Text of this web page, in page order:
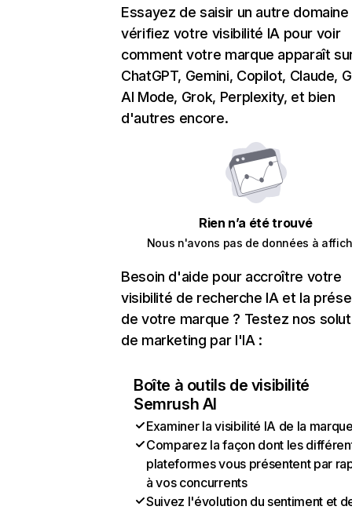
Essayez de saisir un autre domaine
vérifiez votre visibilité IA pour voir
comment votre marque apparaît
ChatGPT, Gemini, Copilot, Claude,
AI Mode, Grok, Perplexity, et bien
d'autres encore.
Rien n’a été trouvé
Nous n'avons pas de données à
Besoin d'aide pour accroître votre
visibilité de recherche IA et la
de votre marque ? Testez nos
de marketing par l'IA :
Boîte à outils de visibilité
Semrush AI
Examiner la visibilité IA de la
Comparez la façon dont les
plateformes vous présentent par
à vos concurrents
Suivez l'évolution du sentiment et